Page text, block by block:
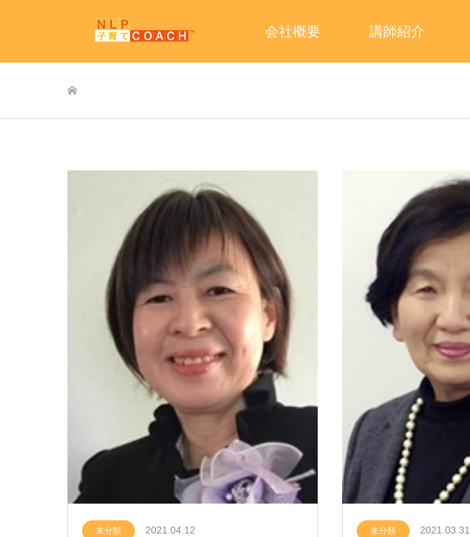
会社概要 講師紹介
未分類 2021.04.12 未分類 2021.03.31